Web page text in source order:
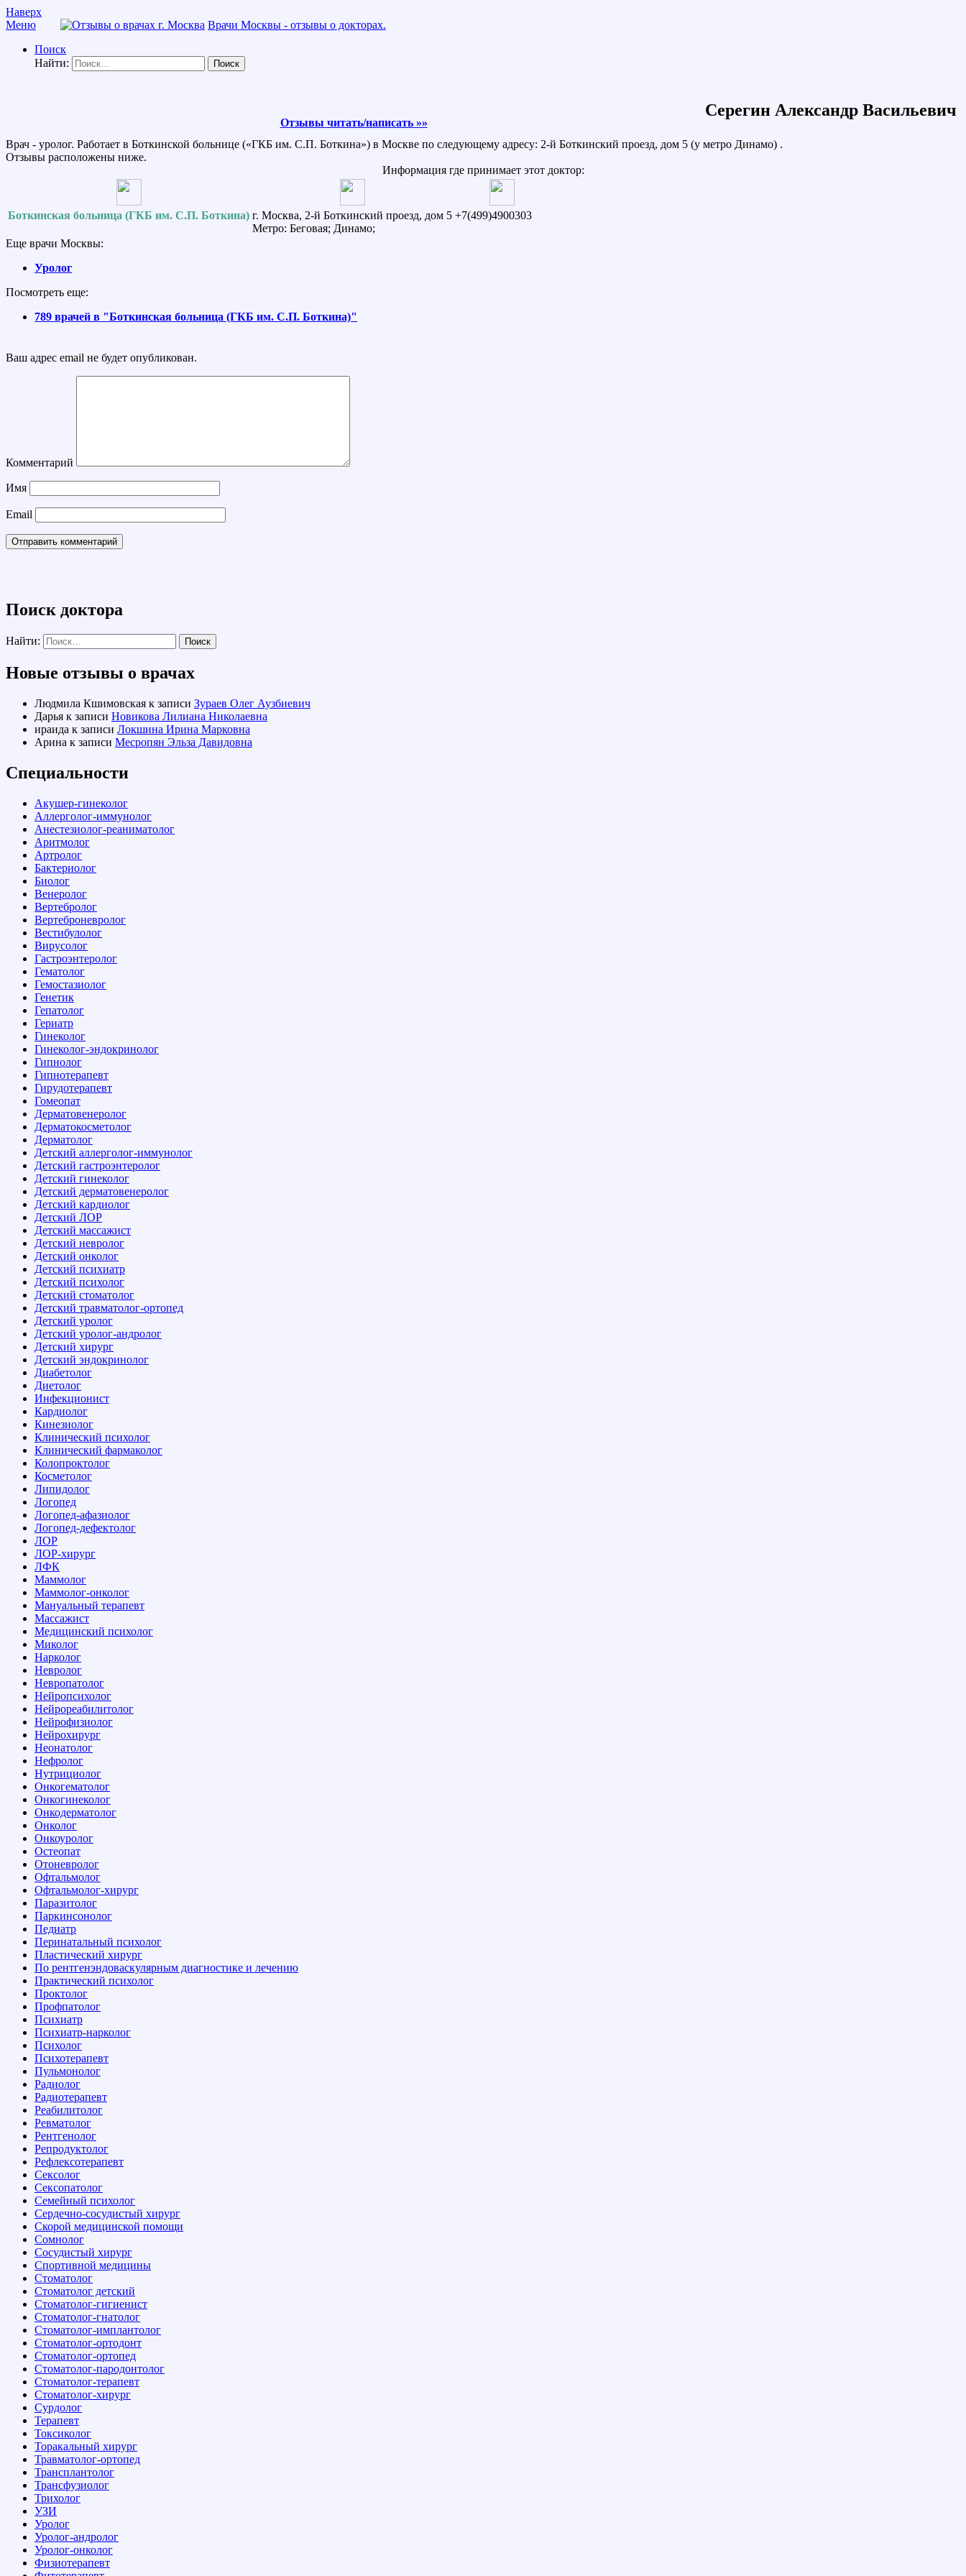
Наверх
Меню
Врачи Москвы - отзывы о докторах.
Поиск
Найти:
Отзывы читать/написать »»
Серегин Александр Васильевич
Врач - уролог. Работает в Боткинской больнице («ГКБ им. С.П. Боткина») в Москве по следующему адресу: 2-й Боткинский проезд, дом 5 (у метро Динамо) .
Отзывы расположены ниже.
Информация где принимает этот доктор:
Боткинская больница (ГКБ им. С.П. Боткина) г. Москва, 2-й Боткинский проезд, дом 5
Метро: Беговая; Динамо;
+7(499)4900303
Еще врачи Москвы:
Уролог
Посмотреть еще:
789 врачей в "Боткинская больница (ГКБ им. С.П. Боткина)"
Ваш адрес email не будет опубликован.
Комментарий
Имя
Email
Поиск доктора
Найти:
Новые отзывы о врачах
Людмила Кшимовская к записи Зураев Олег Аузбиевич
Дарья к записи Новикова Лилиана Николаевна
ираида к записи Локшина Ирина Марковна
Арина к записи Месропян Эльза Давидовна
Специальности
Акушер-гинеколог
Аллерголог-иммунолог
Анестезиолог-реаниматолог
Аритмолог
Артролог
Бактериолог
Биолог
Венеролог
Вертебролог
Вертеброневролог
Вестибулолог
Вирусолог
Гастроэнтеролог
Гематолог
Гемостазиолог
Генетик
Гепатолог
Гериатр
Гинеколог
Гинеколог-эндокринолог
Гипнолог
Гипнотерапевт
Гирудотерапевт
Гомеопат
Дерматовенеролог
Дерматокосметолог
Дерматолог
Детский аллерголог-иммунолог
Детский гастроэнтеролог
Детский гинеколог
Детский дерматовенеролог
Детский кардиолог
Детский ЛОР
Детский массажист
Детский невролог
Детский онколог
Детский психиатр
Детский психолог
Детский стоматолог
Детский травматолог-ортопед
Детский уролог
Детский уролог-андролог
Детский хирург
Детский эндокринолог
Диабетолог
Диетолог
Инфекционист
Кардиолог
Кинезиолог
Клинический психолог
Клинический фармаколог
Колопроктолог
Косметолог
Липидолог
Логопед
Логопед-афазиолог
Логопед-дефектолог
ЛОР
ЛОР-хирург
ЛФК
Маммолог
Маммолог-онколог
Мануальный терапевт
Массажист
Медицинский психолог
Миколог
Нарколог
Невролог
Невропатолог
Нейропсихолог
Нейрореабилитолог
Нейрофизиолог
Нейрохирург
Неонатолог
Нефролог
Нутрициолог
Онкогематолог
Онкогинеколог
Онкодерматолог
Онколог
Онкоуролог
Остеопат
Отоневролог
Офтальмолог
Офтальмолог-хирург
Паразитолог
Паркинсонолог
Педиатр
Перинатальный психолог
Пластический хирург
По рентгенэндоваскулярным диагностике и лечению
Практический психолог
Проктолог
Профпатолог
Психиатр
Психиатр-нарколог
Психолог
Психотерапевт
Пульмонолог
Радиолог
Радиотерапевт
Реабилитолог
Ревматолог
Рентгенолог
Репродуктолог
Рефлексотерапевт
Сексолог
Сексопатолог
Семейный психолог
Сердечно-сосудистый хирург
Скорой медицинской помощи
Сомнолог
Сосудистый хирург
Спортивной медицины
Стоматолог
Стоматолог детский
Стоматолог-гигиенист
Стоматолог-гнатолог
Стоматолог-имплантолог
Стоматолог-ортодонт
Стоматолог-ортопед
Стоматолог-пародонтолог
Стоматолог-терапевт
Стоматолог-хирург
Сурдолог
Терапевт
Токсиколог
Торакальный хирург
Травматолог-ортопед
Трансплантолог
Трансфузиолог
Трихолог
УЗИ
Уролог
Уролог-андролог
Уролог-онколог
Физиотерапевт